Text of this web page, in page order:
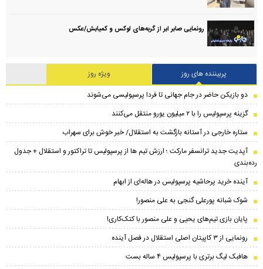
رونمایی صابر ابر از گربه‌های لوکس و کمیابش/عکس
پربیننده های روز
ویژه روز
دو بازیکن حاضر در جام جهانی تا فردا پرسپولیسی می‌شوند
گزینه پرسپولیس را با ۲ میلیون یورو منتقل می‌کنند
ستاره خارجی در آستانه بازگشت به استقلال/ خبر خوش برای سهراب
​آپدیت جدید ترانسفر مارکت ؛ ارزش تیم ها از پرسپولیس تا تراکتور و استقلال + جدول
رده‌بندی
آینده خرید پرحاشیه‌ پرسپولیس در هاله‌ای از ابهام
شوک شبانه پورعلی گنجی به علی منصور!
پایان بازی تیم‌های یحیی و علی منصور با کتک‌کاری!
رونمایی از ۳ کاپیتان اصلی استقلال در فصل آینده
هافبک لیگ برتری با پرسپولیس ۴ ساله بست